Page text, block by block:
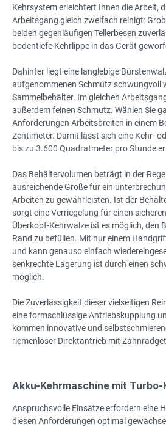
Kehrsystem erleichtert Ihnen die Arbeit,
Arbeitsgang gleich zweifach reinigt:
beiden gegenläufigen Tellerbesen
bodentiefe Kehrlippe in das Gerät
Dahinter liegt eine langlebige
aufgenommenen Schmutz schwungvoll
Sammelbehälter. Im gleichen
außerdem feinen Schmutz. Wählen Sie
Anforderungen Arbeitsbreiten in einem
Zentimeter. Damit lässt sich eine Kehr-
bis zu 3.600 Quadratmeter pro Stunde
Das Behältervolumen beträgt in der
ausreichende Größe für ein
Arbeiten zu gewährleisten. Ist der
sorgt eine Verriegelung für einen
Überkopf-Kehrwalze ist es möglich, den
Rand zu befüllen. Mit nur einem
und kann genauso einfach
senkrechte Lagerung ist durch einen
möglich.
Die Zuverlässigkeit dieser vielseitigen
eine formschlüssige Antriebskupplung
kommen innovative und
riemenloser Direktantrieb mit
Akku-Kehrmaschine mit
Anspruchsvolle Einsätze erfordern eine
diesen Anforderungen optimal